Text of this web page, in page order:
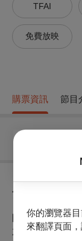
你的瀏覽器
來翻譯頁面
TFAI
免費放映
購票資訊 節目
節目介紹
國影電影編號：
放映規格：DCP